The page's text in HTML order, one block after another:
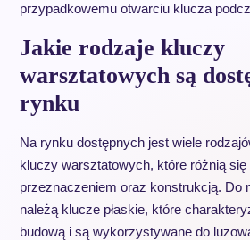
przypadkowemu otwarciu klucza
Jakie rodzaje kluczy
warsztatowych są
rynku
Na rynku dostępnych jest wiele
kluczy warsztatowych, które różnią
przeznaczeniem oraz konstrukcją. Do
należą klucze płaskie, które
budową i są wykorzystywane do